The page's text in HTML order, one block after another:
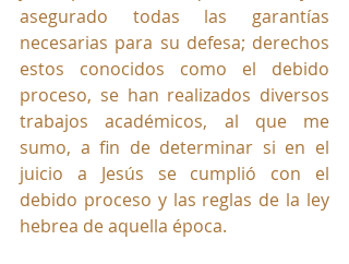
asegurado todas las garantías
necesarias para su defesa; derechos
estos conocidos como el debido
proceso, se han realizados diversos
trabajos académicos, al que me
sumo, a fin de determinar si en el
juicio a Jesús se cumplió con el
debido proceso y las reglas de la ley
hebrea de aquella época.